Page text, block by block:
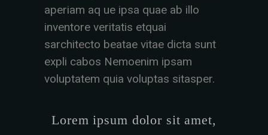
aperiam aq ue ipsa quae ab illo
inventore veritatis etquai
sarchitecto beatae vitae dicta sunt
expli cabos Nemoenim ipsam
voluptatem quia voluptas sitasper.
Lorem ipsum dolor sit amet,